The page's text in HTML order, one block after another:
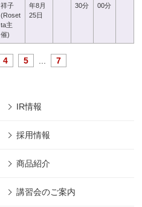
祥子
(Roset
ta主
催)
年8月
25日
30分
00分
4 5 7
IR情報
採用情報
商品紹介
講習会のご案内